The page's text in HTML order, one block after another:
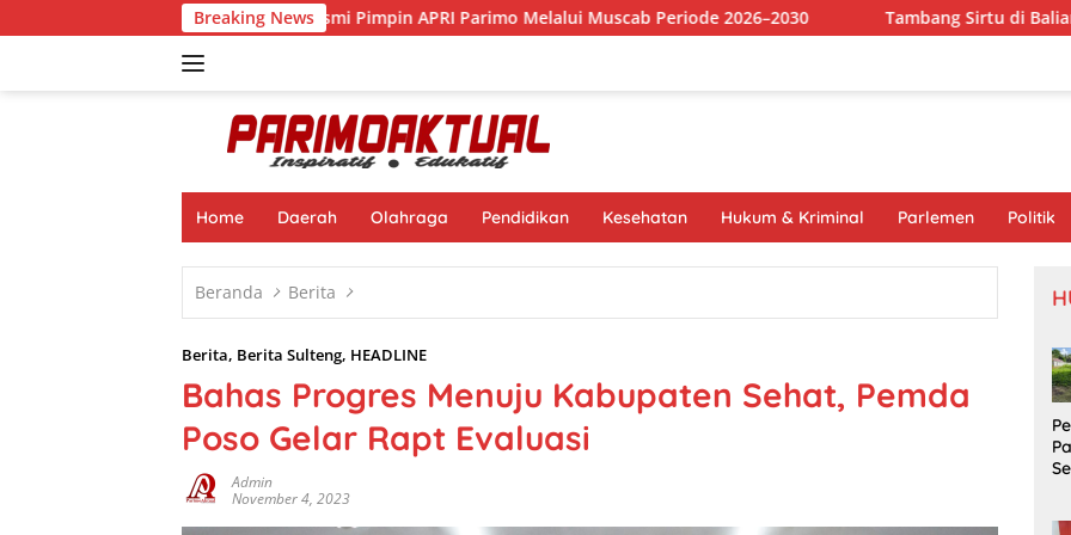
ke
Breaking News
Muhamad Nasir Resmi Pimpin APRI Parimo Melalui Muscab Periode 2026–2030 Tambang Sirtu di Baliara Beroperasi
Home Daerah Olahraga Pendidikan Kesehatan Hukum & Kriminal Parlemen Politik
Beranda Berita
Berita, Berita Sulteng, HEADLINE
Bahas Progres Menuju Kabupaten Sehat, Pemda
Poso Gelar Rapt Evaluasi
Admin
November 4, 2023